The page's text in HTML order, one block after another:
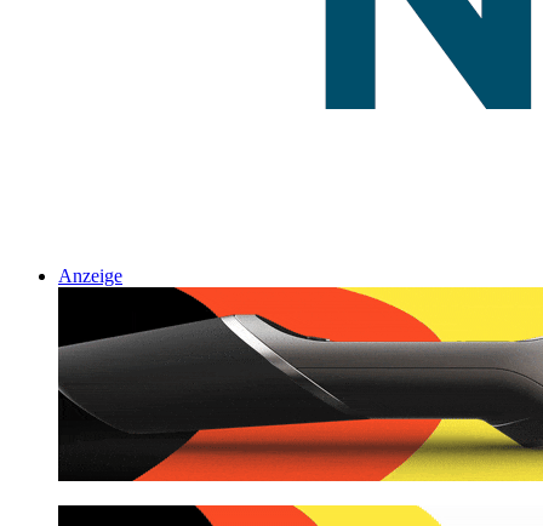
Anzeige